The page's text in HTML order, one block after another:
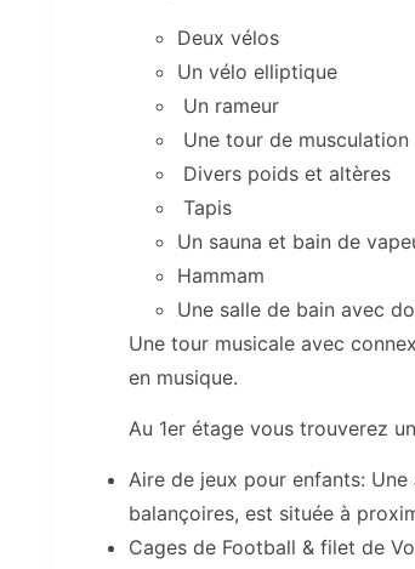
Deux vélos
Un vélo elliptique
Un rameur
Une tour de musculation
Divers poids et altères
Tapis
Un sauna et bain de
Hammam
Une salle de bain avec
Une tour musicale avec
en musique.
Au 1er étage vous trouverez
Aire de jeux pour enfants:
balançoires, est située à
Cages de Football & filet de